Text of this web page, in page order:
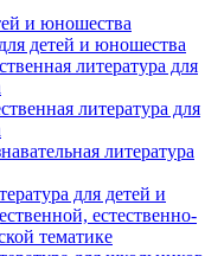
и юношества
детей и юношества
литература для
литература для
литература
для детей и
естественно-
тематике